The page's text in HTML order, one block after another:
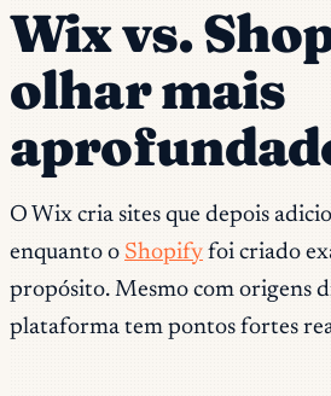
Wix vs.
olhar mais
O Wix cria sites que depois
enquanto o Shopify foi criado
propósito. Mesmo com origens
plataforma tem pontos fortes